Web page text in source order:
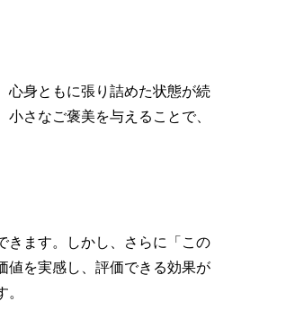
心身ともに張り詰めた状態が続
さなご褒美を与えることで、
きます。しかし、さらに「この
値を実感し、評価できる効果が